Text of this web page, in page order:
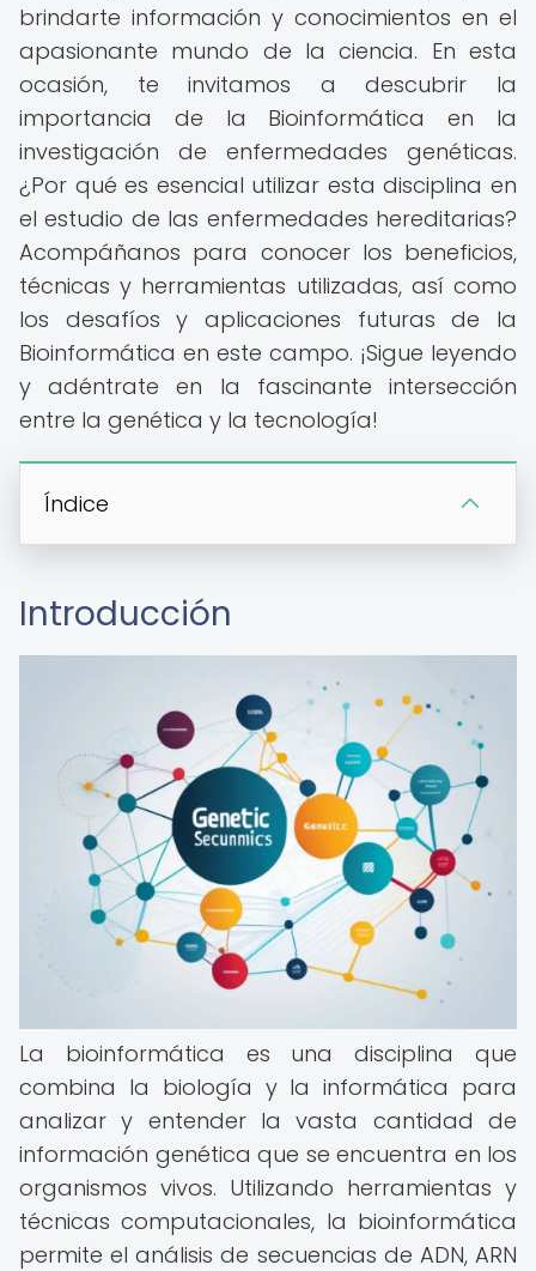
brindarte información y conocimientos en el
apasionante mundo de la ciencia. En esta
ocasión, te invitamos a descubrir la
importancia de la Bioinformática en la
investigación de enfermedades genéticas.
¿Por qué es esencial utilizar esta disciplina en
el estudio de las enfermedades hereditarias?
Acompáñanos para conocer los beneficios,
técnicas y herramientas utilizadas, así como
los desafíos y aplicaciones futuras de la
Bioinformática en este campo. ¡Sigue leyendo
y adéntrate en la fascinante intersección
entre la genética y la tecnología!
Índice
Introducción
La bioinformática es una disciplina que
combina la biología y la informática para
analizar y entender la vasta cantidad de
información genética que se encuentra en los
organismos vivos. Utilizando herramientas y
técnicas computacionales, la bioinformática
permite el análisis de secuencias de ADN, ARN